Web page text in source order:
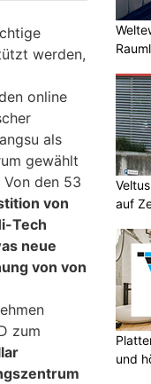
werden,
online
als
gewählt
den 53
von
Tech
neue
von von
zum
auf
und